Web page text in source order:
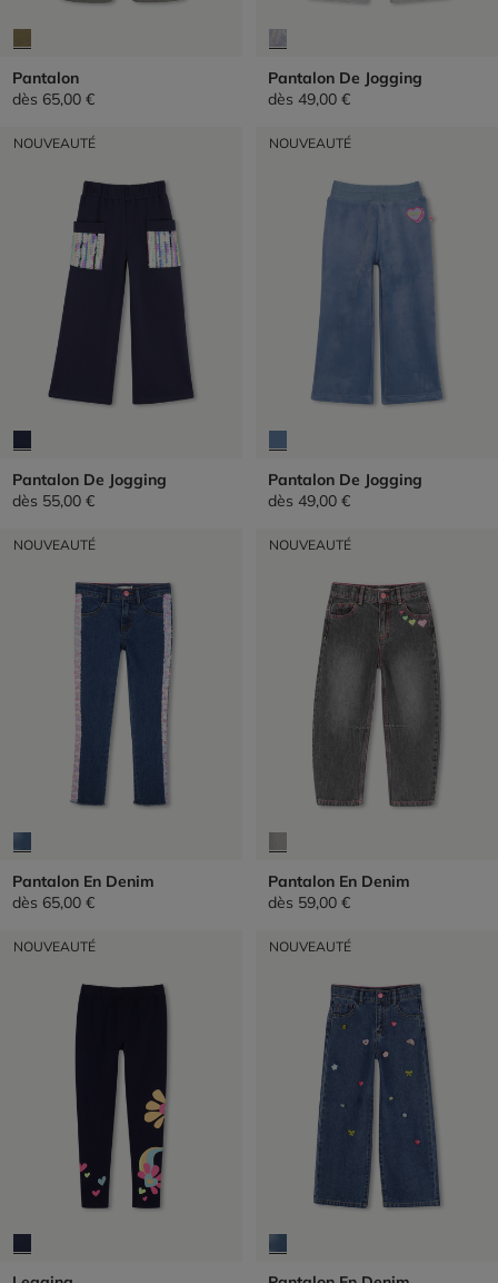
Pantalon
dès 65,00 €
Pantalon De Jogging
dès 49,00 €
NOUVEAUTÉ
Pantalon De Jogging
dès 55,00 €
NOUVEAUTÉ
Pantalon De Jogging
dès 49,00 €
NOUVEAUTÉ
Pantalon En Denim
dès 65,00 €
NOUVEAUTÉ
Pantalon En Denim
dès 59,00 €
NOUVEAUTÉ NOUVEAUTÉ